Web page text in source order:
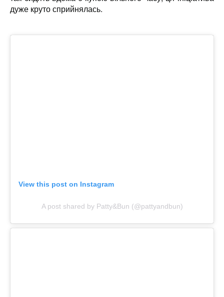
дуже круто сприйнялась.
View this post on Instagram
A post shared by Patty&Bun (@pattyandbun)